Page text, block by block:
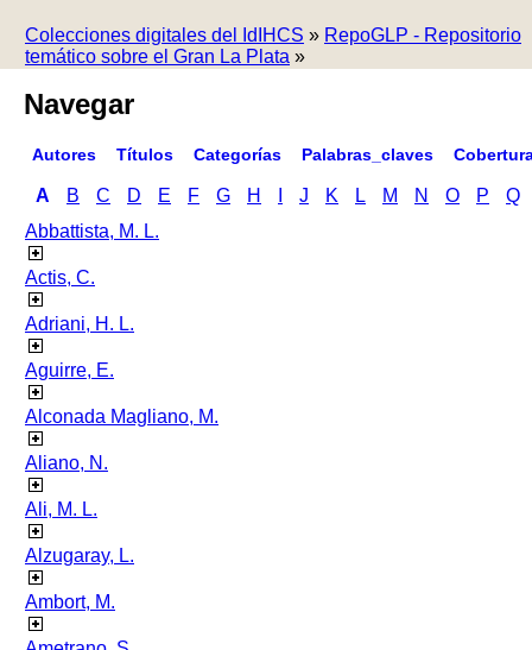
Colecciones digitales del IdIHCS » RepoGLP - Repositorio
temático sobre el Gran La Plata »
Navegar
Autores Títulos Categorías Palabras_claves
A B C D E F G H J K L M N O P
Q
Abbattista, M. L.
Actis, C.
Adriani, H. L.
Aguirre, E.
Alconada Magliano, M.
Aliano, N.
Ali, M. L.
Alzugaray, L.
Ambort, M.